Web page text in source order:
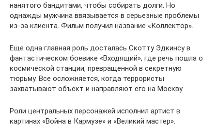
нанятого бандитами, чтобы собирать долги. Но
однажды мужчина ввязывается в серьезные проблемы
из-за клиента. Фильм получил название «Коллектор».
Еще одна главная роль досталась Скотту Эдкинсу в
фантастическом боевике «Входящий», где речь пошла о
космической станции, превращенной в секретную
тюрьму. Все осложняется, когда террористы
захватывают объект и направляют его на Москву.
Роли центральных персонажей исполнил артист в
картинах «Война в Кармузе» и «Великий мастер».